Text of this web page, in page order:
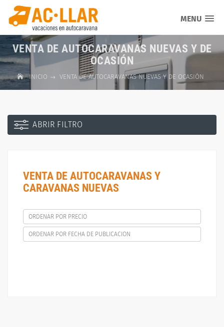
MENU
VENTA DE AUTOCARAVANAS NUEVAS Y DE
OCASIÓN
INICIO VENTA DE AUTOCARAVANAS NUEVAS Y DE OCASIÓN
ABRIR FILTRO
VENTA DE AUTOCARAVANAS Y
CARAVANAS NUEVAS
ORDENAR POR PRECIO
ORDENAR POR FECHA DE PUBLICACION